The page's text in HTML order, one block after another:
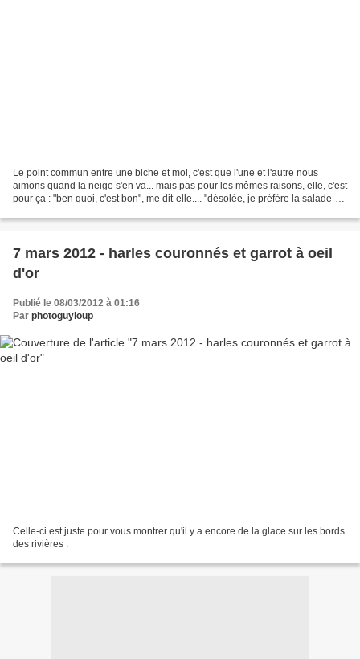
Le point commun entre une biche et moi, c'est que l'une et l'autre nous
aimons quand la neige s'en va... mais pas pour les mêmes raisons, elle, c'est
pour ça : "ben quoi, c'est bon", me dit-elle.... "désolée, je préfère la salade-
7 mars 2012 - harles couronnés et garrot à oeil
d'or
Publié le 08/03/2012 à 01:16
Par photoguyloup
Celle-ci est juste pour vous montrer qu'il y a encore de la glace sur les bords
des rivières :